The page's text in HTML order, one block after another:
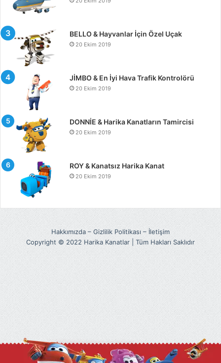
BELLO & Hayvanlar İçin Özel Uçak
20 Ekim 2019
JİMBO & En İyi Hava Trafik Kontrolörü
20 Ekim 2019
DONNİE & Harika Kanatların Tamircisi
20 Ekim 2019
ROY & Kanatsız Harika Kanat
20 Ekim 2019
Hakkımızda– Gizlilik Politikası – İletişim
Copyright © 2022 Harika Kanatlar | Tüm Hakları Saklıdır